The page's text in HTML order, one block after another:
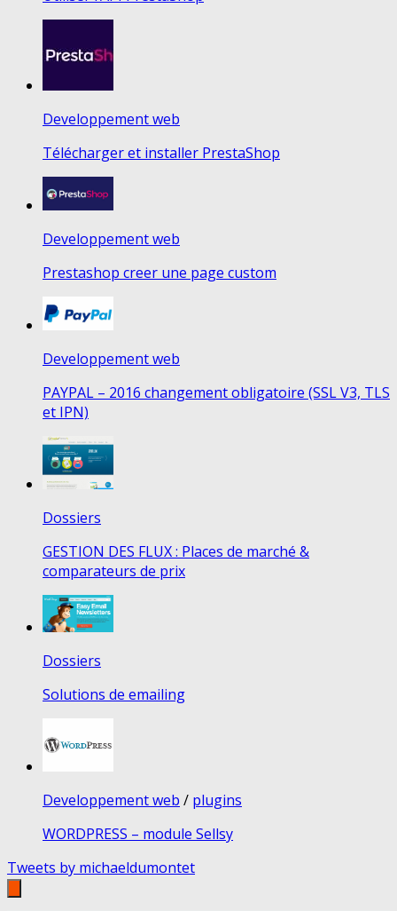
Developpement web
Télécharger et installer PrestaShop
Developpement web
Prestashop creer une page custom
Developpement web
PAYPAL – 2016 changement obligatoire (SSL V3, TLS
et IPN)
Dossiers
GESTION DES FLUX : Places de marché &
comparateurs de prix
Dossiers
Solutions de emailing
Developpement web / plugins
WORDPRESS – module Sellsy
Tweets by michaeldumontet